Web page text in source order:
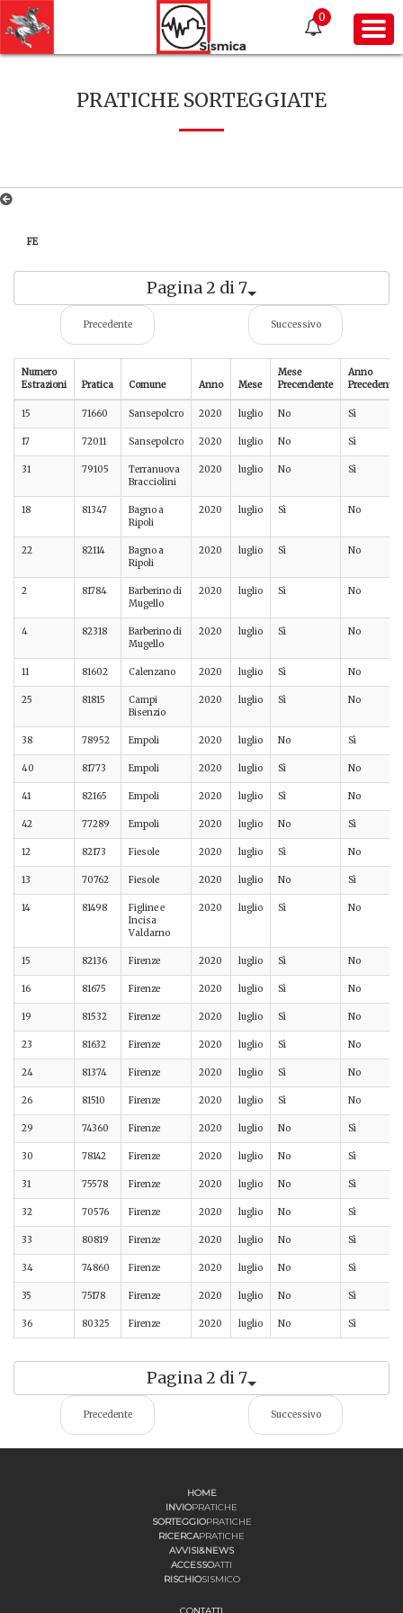
0
PRATICHE SORTEGGIATE
FE
Pagina 2 di 7
Precedente Successivo
Numero
Estrazioni
Pratica Comune Anno Mese
Mese
Precendente
Anno
Precedente
15 71660 Sansepolcro 2020 luglio No Sì
17 72011 Sansepolcro 2020 luglio No Sì
31 79105
Terranuova
Bracciolini
2020 luglio No Sì
18 81347
Bagno a
Ripoli
2020 luglio Sì No
22 82114
Bagno a
Ripoli
2020 luglio Sì No
2 81784
Barberino di
Mugello
2020 luglio Sì No
4 82318
Barberino di
Mugello
2020 luglio Sì No
11 81602 Calenzano 2020 luglio Sì No
25 81815
Campi
Bisenzio
2020 luglio Sì No
38 78952 Empoli 2020 luglio No Sì
40 81773 Empoli 2020 luglio Sì No
41 82165 Empoli 2020 luglio Sì No
42 77289 Empoli 2020 luglio No Sì
12 82173 Fiesole 2020 luglio Sì No
13 70762 Fiesole 2020 luglio No Sì
14 81498
Figline e
Incisa
Valdarno
2020 luglio Sì No
15 82136 Firenze 2020 luglio Sì No
16 81675 Firenze 2020 luglio Sì No
19 81532 Firenze 2020 luglio Sì No
23 81632 Firenze 2020 luglio Sì No
24 81374 Firenze 2020 luglio Sì No
26 81510 Firenze 2020 luglio Sì No
29 74360 Firenze 2020 luglio No Sì
30 78142 Firenze 2020 luglio No Sì
31 75578 Firenze 2020 luglio No Sì
32 70576 Firenze 2020 luglio No Sì
33 80819 Firenze 2020 luglio No Sì
34 74860 Firenze 2020 luglio No Sì
35 75178 Firenze 2020 luglio No Sì
36 80325 Firenze 2020 luglio No Sì
Pagina 2 di 7
Precedente Successivo
HOME
INVIOPRATICHE
SORTEGGIOPRATICHE
RICERCAPRATICHE
AVVISI&NEWS
ACCESSOATTI
RISCHIOSISMICO
CONTATTI